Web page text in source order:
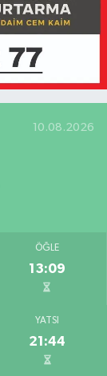
10.08.2026
ÖĞLE
13:09
YATSI
21:44